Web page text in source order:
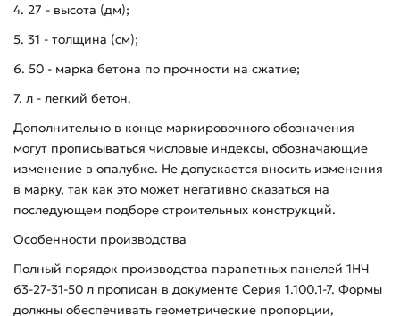
4. 27 - высота (дм);
5. 31 - толщина (см);
6. 50 - марка бетона по прочности на сжатие;
7. л - легкий бетон.
Дополнительно в конце маркировочного обозначения
могут прописываться числовые индексы, обозначающие
изменение в опалубке. Не допускается вносить изменения
в марку, так как это может негативно сказаться на
последующем подборе строительных конструкций.
Особенности производства
Полный порядок производства парапетных панелей 1НЧ
63-27-31-50 л прописан в документе Серия 1.100.1-7. Формы
должны обеспечивать геометрические пропорции,